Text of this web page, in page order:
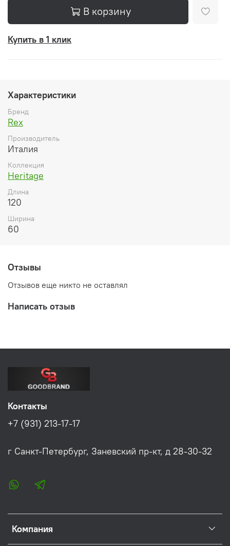
В корзину
Купить в 1 клик
Характеристики
Бренд
Rex
Производитель
Италия
Коллекция
Heritage
Длина
120
Ширина
60
Отзывы
Отзывов еще никто не оставлял
Написать отзыв
Компания
Контакты
+7 (931) 213-17-17
г Санкт-Петербург, Заневский пр-кт, д 28-30-32